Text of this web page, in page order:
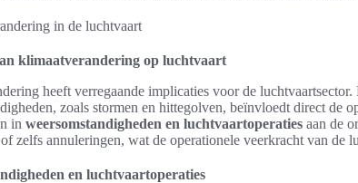
klimaatverandering op luchtvaart
heeft verregaande implicaties voor de
zoals stormen en hittegolven, beïnvloedt direct de
in weersomstandigheden en luchtvaartoperaties aan de
zelfs annuleringen, wat de operationele veerkracht van de
en luchtvaartoperaties